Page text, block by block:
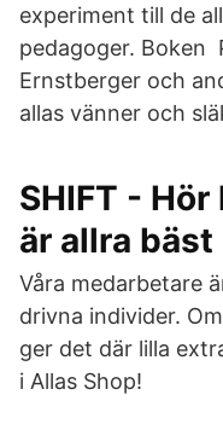
experiment till de
pedagoger. Boken
Ernstberger och
allas vänner och
SHIFT -
är allra
Våra medarbetare
drivna individer.
ger det där lilla
i Allas Shop!